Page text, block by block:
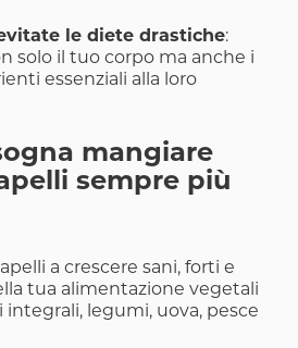
le diete drastiche:
solo il tuo corpo ma anche i
essenziali alla loro
mangiare
sempre più
a crescere sani, forti e
tua alimentazione vegetali
integrali, legumi, uova, pesce